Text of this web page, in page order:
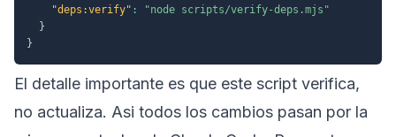
"deps:verify" :
"node scripts/verify-deps.mjs"
}
}
El detalle importante es que este script verifica,
no actualiza. Asi todos los cambios pasan por la